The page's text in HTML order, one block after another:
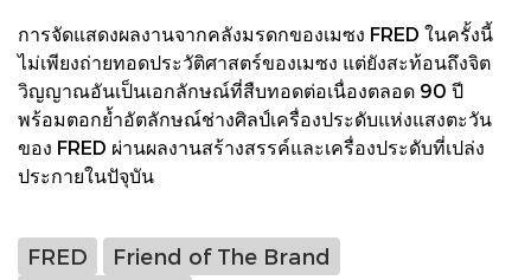
การจัดแสดงผลงานจากคลังมรดกของเมซง FRED ในครั้งนี้
ไม่เพียงถ่ายทอดประวัติศาสตร์ของเมซง แต่ยังสะท้อนถึงจิต
วิญญาณอันเป็นเอกลักษณ์ที่สืบทอดต่อเนื่องตลอด 90 ปี
พร้อมตอกย้ำอัตลักษณ์ช่างศิลป์เครื่องประดับแห่งแสงตะวัน
ของ FRED ผ่านผลงานสร้างสรรค์และเครื่องประดับที่เปล่ง
ประกายในปัจุบัน
FRED
Friend of The Brand